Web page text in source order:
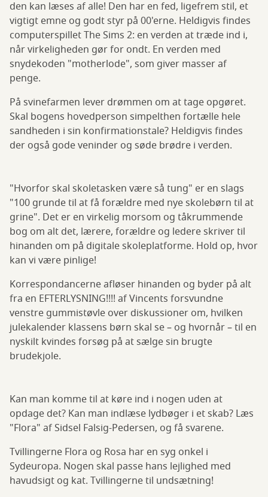
den kan læses af alle! Den har en fed, ligefrem stil, et
vigtigt emne og godt styr på 00'erne. Heldigvis findes
computerspillet The Sims 2: en verden at træde ind i,
når virkeligheden gør for ondt. En verden med
snydekoden "motherlode", som giver masser af
penge.
På svinefarmen lever drømmen om at tage opgøret.
Skal bogens hovedperson simpelthen fortælle hele
sandheden i sin konfirmationstale? Heldigvis findes
der også gode veninder og søde brødre i verden.
"Hvorfor skal skoletasken være så tung" er en slags
"100 grunde til at få forældre med nye skolebørn til at
grine". Det er en virkelig morsom og tåkrummende
bog om alt det, lærere, forældre og ledere skriver til
hinanden om på digitale skoleplatforme. Hold op, hvor
kan vi være pinlige!
Korrespondancerne afløser hinanden og byder på alt
fra en EFTERLYSNING!!!! af Vincents forsvundne
venstre gummistøvle over diskussioner om, hvilken
julekalender klassens børn skal se – og hvornår – til en
nyskilt kvindes forsøg på at sælge sin brugte
brudekjole.
Kan man komme til at køre ind i nogen uden at
opdage det? Kan man indlæse lydbøger i et skab? Læs
"Flora" af Sidsel Falsig-Pedersen, og få svarene.
Tvillingerne Flora og Rosa har en syg onkel i
Sydeuropa. Nogen skal passe hans lejlighed med
havudsigt og kat. Tvillingerne til undsætning!